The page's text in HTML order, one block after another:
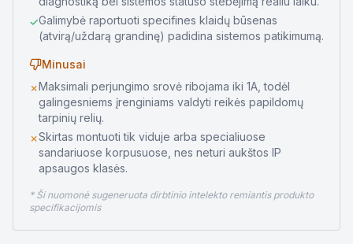
✓Galimybė raportuoti specifines klaidų būsenas
(atvirą/uždarą grandinę) padidina sistemos patikimumą.
Minusai
✗Maksimali perjungimo srovė ribojama iki 1A, todėl
galingesniems įrenginiams valdyti reikės papildomų
tarpinių relių.
✗Skirtas montuoti tik viduje arba specialiuose
sandariuose korpusuose, nes neturi aukštos IP
apsaugos klasės.
* Ši nuomonė sugeneruota dirbtinio intelekto remiantis produkto
specifikacijomis